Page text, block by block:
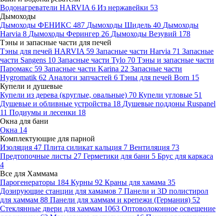
Водонагреватели HARVIA 6 Из нержавейки 53
Дымоходы
Дымоходы ФЕНИКС 487 Дымоходы Шидель 40 Дымоходы
Harvia 8 Дымоходы Ферингер 26 Дымоходы Везувий 178
Тэны и запасные части для печей
Тэны для печей HARVIA 59 Запасные части Harvia 71 Запасные
части Sangens 10 Запасные части Tylo 70 Тэны и запасные части
Паромакс 59 Запасные части Karina 22 Запасные части
Hygromatik 62 Аналоги запчастей 6 Тэны для печей Born 15
Купели и душевые
Купели из дерева (круглые, овальные) 70 Купели угловые 51
Душевые и обливные устройства 18 Душевые поддоны Ruspanel
11 Подиумы и лесенки 18
Окна для бани
Окна 14
Комплектующие для парной
Изоляция 47 Плита силикат кальция 7 Вентиляция 73
Предтопочные листы 27 Герметики для бани 5 Брус для каркаса
4
Все для Хаммама
Парогенераторы 184 Курны 92 Краны для хамама 35
Дозирующие станции для хамамов 7 Панели и 3D полистирол
для хаммам 88 Панели для хаммам и крепежи (Германия) 52
Стеклянные двери для хаммам 1063 Оптоволоконное освещение